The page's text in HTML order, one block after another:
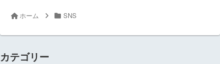
ホーム SNS
カテゴリー